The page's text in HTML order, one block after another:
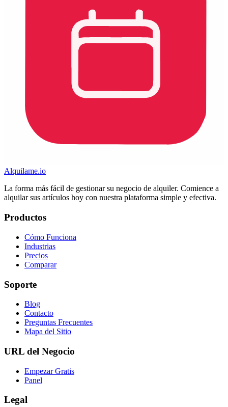
Alquilame.io
La forma más fácil de gestionar su negocio de alquiler. Comience a
alquilar sus artículos hoy con nuestra plataforma simple y efectiva.
Productos
Cómo Funciona
Industrias
Precios
Comparar
Soporte
Blog
Contacto
Preguntas Frecuentes
Mapa del Sitio
URL del Negocio
Empezar Gratis
Panel
Legal